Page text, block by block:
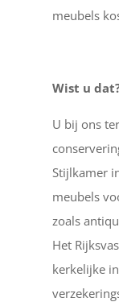
meubels
Wist u
U bij ons
Stijlkamer
meubels
zoals
Het
kerkelijke